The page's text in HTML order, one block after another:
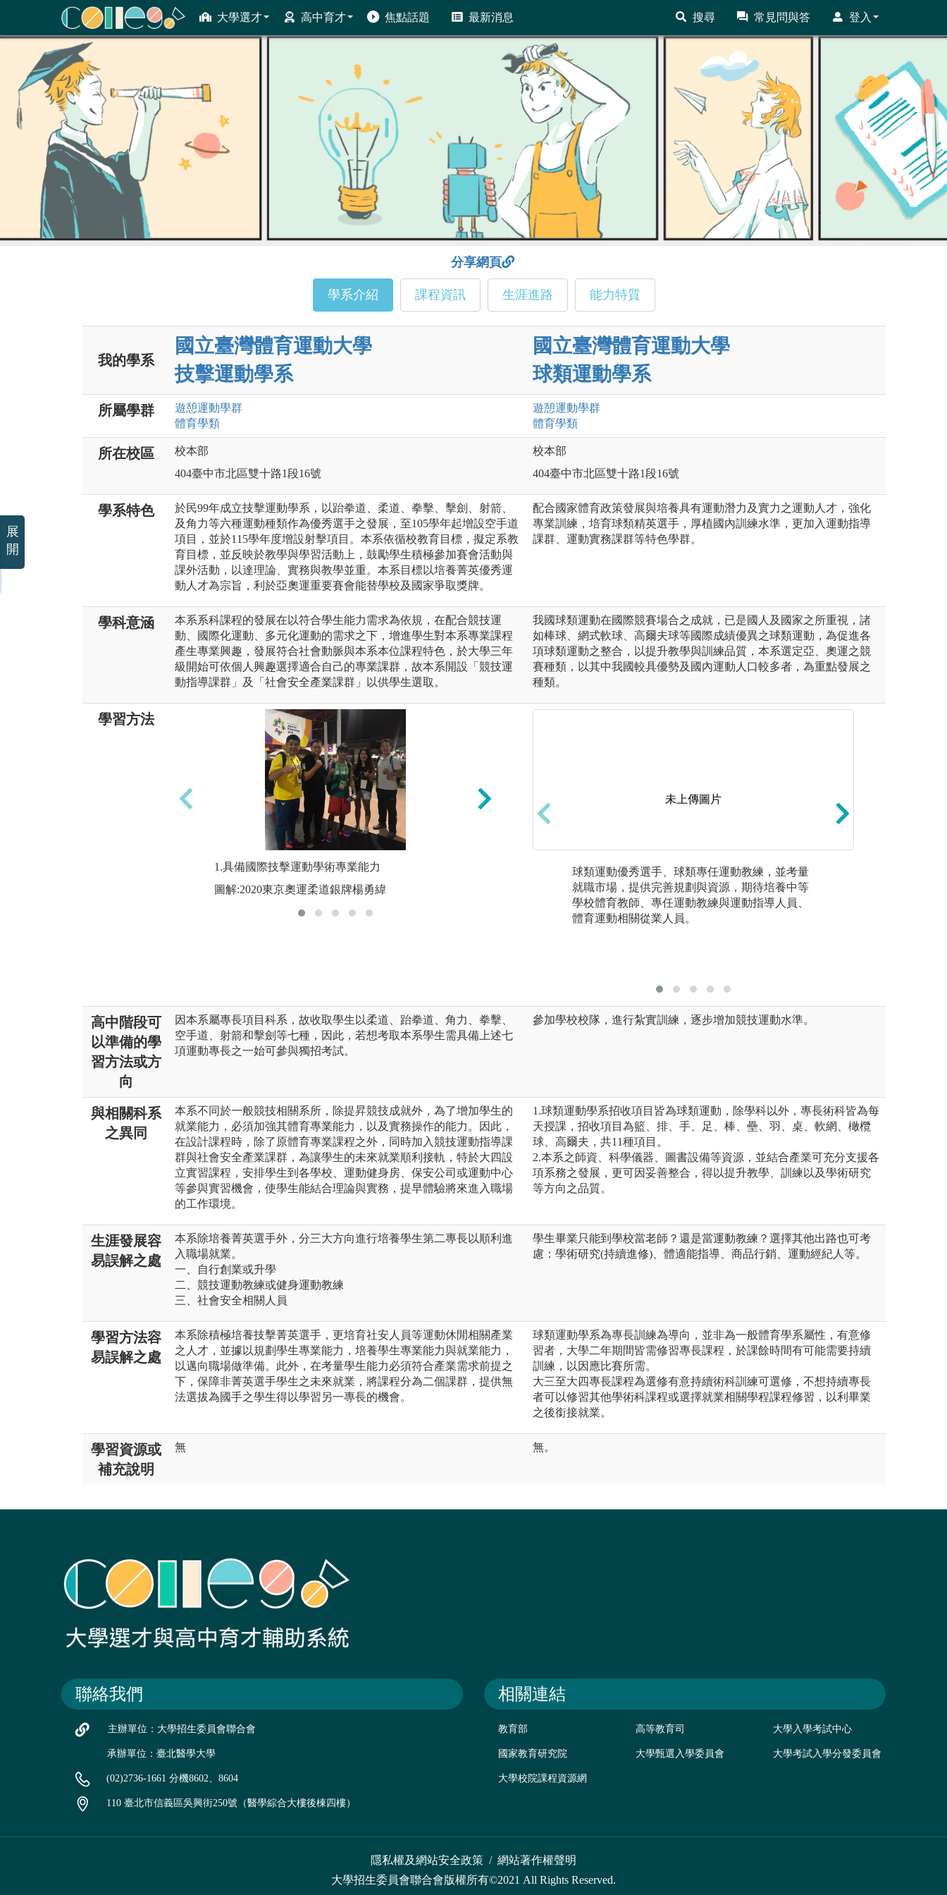
大學選才 高中育才 焦點話題 最新消息 搜尋 常見問與答 登入
ColleGo! 大學選才與高中育才輔助系統
分享網頁
學系介紹 課程資訊 生涯進路 能力特質
我的學系
國立臺灣體育運動大學
技擊運動學系
國立臺灣體育運動大學
球類運動學系
所屬學群 遊憩運動學群
體育學類
遊憩運動學群
體育學類
所在校區
校本部
404臺中市北區雙十路1段16號
校本部
404臺中市北區雙十路1段16號
學系特色
於民99年成立技擊運動學系，以跆拳道、柔道、拳擊、擊劍、射箭、
及角力等六種運動種類作為優秀選手之發展，至105學年起增設空手道
項目，並於115學年度增設射擊項目。本系依循校教育目標，擬定系教
育目標，並反映於教學與學習活動上，鼓勵學生積極參加賽會活動與
課外活動，以達理論、實務與教學並重。本系目標以培養菁英優秀運
動人才為宗旨，利於亞奧運重要賽會能替學校及國家爭取獎牌。
配合國家體育政策發展與培養具有運動潛力及實力之運動人才，強化
專業訓練，培育球類精英選手，厚植國內訓練水準，更加入運動指導
課群、運動實務課群等特色學群。
學科意涵
本系系科課程的發展在以符合學生能力需求為依規，在配合競技運
動、國際化運動、多元化運動的需求之下，增進學生對本系專業課程
產生專業興趣，發展符合社會動脈與本系本位課程特色，於大學三年
級開始可依個人興趣選擇適合自己的專業課群，故本系開設「競技運
動指導課群」及「社會安全產業課群」以供學生選取。
我國球類運動在國際競賽場合之成就，已是國人及國家之所重視，諸
如棒球、網式軟球、高爾夫球等國際成績優異之球類運動，為促進各
項球類運動之整合，以提升教學與訓練品質，本系選定亞、奧運之競
賽種類，以其中我國較具優勢及國內運動人口較多者，為重點發展之
種類。
學習方法
1.具備國際技擊運動學術專業能力
圖解:2020東京奧運柔道銀牌楊勇緯
2.具備運動相關綜合、應用及整合能力
未上傳圖片
球類運動優秀選手、球類專任運動教練，並考量
就職市場，提供完善規劃與資源，期待培養中等
學校體育教師、專任運動教練與運動指導人員、
體育運動相關從業人員。
高中階段可
以準備的學
習方法或方
向
因本系屬專長項目科系，故收取學生以柔道、跆拳道、角力、拳擊、
空手道、射箭和擊劍等七種，因此，若想考取本系學生需具備上述七
項運動專長之一始可參與獨招考試。
參加學校校隊，進行紮實訓練，逐步增加競技運動水準。
與相關科系
之異同
本系不同於一般競技相關系所，除提昇競技成就外，為了增加學生的
就業能力，必須加強其體育專業能力，以及實務操作的能力。因此，
在設計課程時，除了原體育專業課程之外，同時加入競技運動指導課
群與社會安全產業課群，為讓學生的未來就業順利接軌，特於大四設
立實習課程，安排學生到各學校、運動健身房、保安公司或運動中心
等參與實習機會，使學生能結合理論與實務，提早體驗將來進入職場
的工作環境。
1.球類運動學系招收項目皆為球類運動，除學科以外，專長術科皆為每
天授課，招收項目為籃、排、手、足、棒、壘、羽、桌、軟網、橄欖
球、高爾夫，共11種項目。
2.本系之師資、科學儀器、圖書設備等資源，並結合產業可充分支援各
項系務之發展，更可因妥善整合，得以提升教學、訓練以及學術研究
等方向之品質。
生涯發展容
易誤解之處
本系除培養菁英選手外，分三大方向進行培養學生第二專長以順利進
入職場就業。
一、自行創業或升學
二、競技運動教練或健身運動教練
三、社會安全相關人員
學生畢業只能到學校當老師？還是當運動教練？選擇其他出路也可考
慮：學術研究(持續進修)、體適能指導、商品行銷、運動經紀人等。
學習方法容
易誤解之處
本系除積極培養技擊菁英選手，更培育社安人員等運動休閒相關產業
之人才，並據以規劃學生專業能力，培養學生專業能力與就業能力，
以邁向職場做準備。此外，在考量學生能力必須符合產業需求前提之
下，保障非菁英選手學生之未來就業，將課程分為二個課群，提供無
法選拔為國手之學生得以學習另一專長的機會。
球類運動學系為專長訓練為導向，並非為一般體育學系屬性，有意修
習者，大學二年期間皆需修習專長課程，於課餘時間有可能需要持續
訓練，以因應比賽所需。
大三至大四專長課程為選修有意持續術科訓練可選修，不想持續專長
者可以修習其他學術科課程或選擇就業相關學程課程修習，以利畢業
之後銜接就業。
學習資源或
補充說明
無 無。
聯絡我們
主辦單位：大學招生委員會聯合會
承辦單位：臺北醫學大學
(02)2736-1661 分機8602、8604
110 臺北市信義區吳興街250號（醫學綜合大樓後棟四樓）
相關連結
教育部 高等教育司 大學入學考試中心
國家教育研究院 大學甄選入學委員會 大學考試入學分發委員會
大學校院課程資源網
隱私權及網站安全政策 / 網站著作權聲明
大學招生委員會聯合會版權所有©2021 All Rights Reserved.
展
開